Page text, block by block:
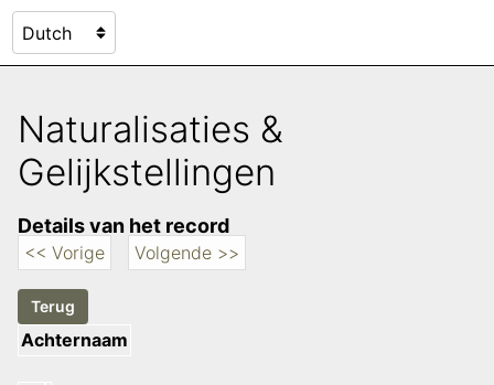
Naturalisaties &
Gelijkstellingen
Details van het record
<< Vorige Volgende >>
Achternaam